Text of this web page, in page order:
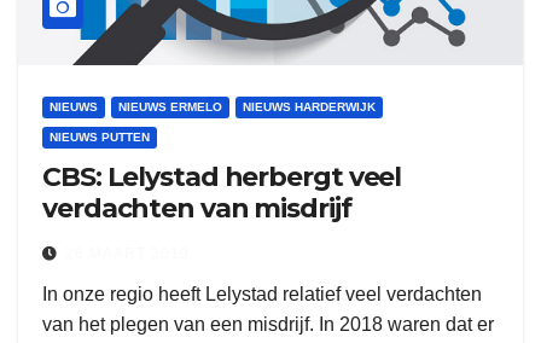
NIEUWS NIEUWS ERMELO NIEUWS HARDERWIJK
NIEUWS PUTTEN
CBS: Lelystad herbergt veel
verdachten van misdrijf
In onze regio heeft Lelystad relatief veel verdachten
van het plegen van een misdrijf. In 2018 waren dat er